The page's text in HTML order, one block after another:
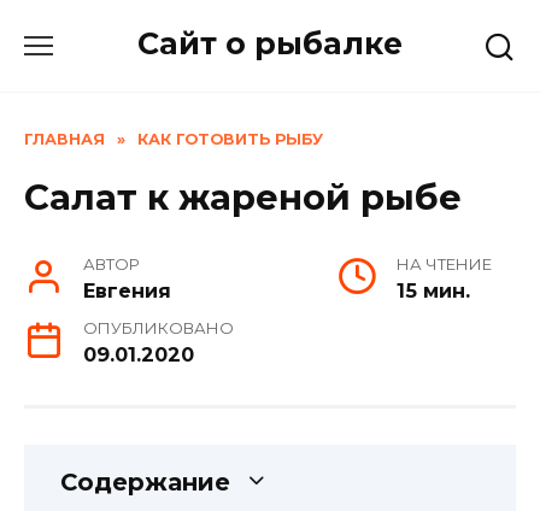
Сайт о рыбалке
ГЛАВНАЯ » КАК ГОТОВИТЬ РЫБУ
Салат к жареной рыбе
АВТОР
Евгения
НА ЧТЕНИЕ
15 мин.
ОПУБЛИКОВАНО
09.01.2020
Содержание